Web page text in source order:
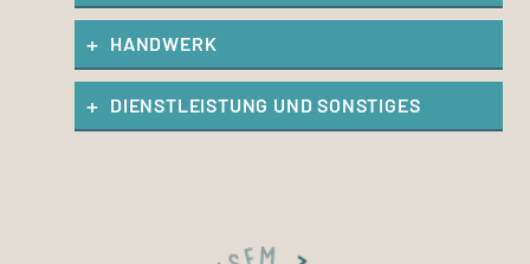
HANDWERK
DIENSTLEISTUNG UND SONSTIGES